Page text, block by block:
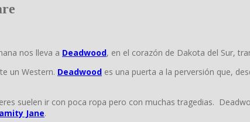
nos lleva a Deadwood, en el corazón de Dakota del Sur,
un Western. Deadwood es una puerta a la perversión que,
suelen ir con poca ropa pero con muchas tragedias.
Jane.